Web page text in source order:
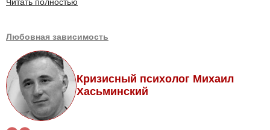
Любовная зависимость
Кризисный психолог Михаил
Хасьминский